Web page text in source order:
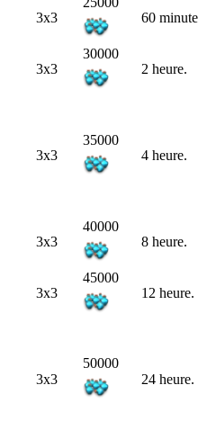
3x3
60
3x3
30000
2 heure.
3x3
35000
4 heure.
3x3
40000
8 heure.
3x3
45000
12 heure.
3x3
50000
24 heure.